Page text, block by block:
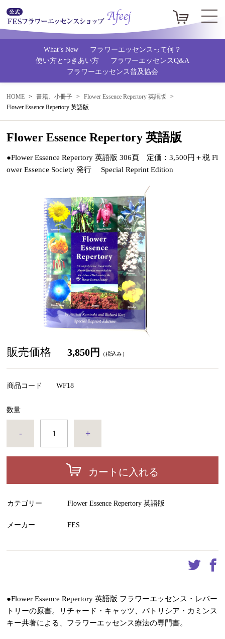
What’s New
フラワーエッセンスって何？
使い方とつきあい方
フラワーエッセンスQ&A
フラワーエッセンス普及協会
HOME 書籍、小冊子
Flower Essence Repertory 英語版
Flower Essence Repertory 英語版
Flower Essence Repertory 英語版
●Flower Essence Repertory 英語版 306頁 定価：3,500円＋税 Fl
ower Essence Society 発行 Special Reprint Edition
販売価格 3,850円 （税込み）
商品コード WF18
数量
- +
カートに入れる
カテゴリー Flower Essence Repertory 英語版
メーカー FES
●Flower Essence Repertory 英語版 フラワーエッセンス・レパー
トリーの原書。リチャード・キャッツ、パトリシア・カミンス
キー共著による、フラワーエッセンス療法の専門書。